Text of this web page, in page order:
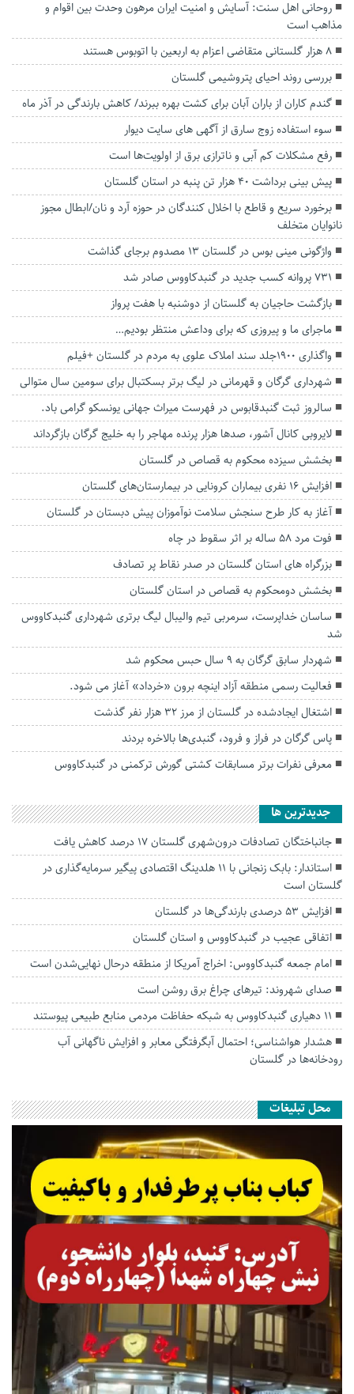
روحانی اهل سنت: آسایش و امنیت ایران مرهون وحدت بین اقوام و
مذاهب است
۸ هزار گلستانی متقاضی اعزام به اربعین با اتوبوس هستند
بررسی روند احیای پتروشیمی گلستان
گندم کاران از باران آبان برای کشت بهره ببرند/ کاهش بارندگی در آذر ماه
سوء استفاده زوج سارق از آگهی های سایت دیوار
رفع مشکلات کم آبی و ناترازی برق از اولویت‌ها است
پیش بینی برداشت ۴۰ هزار تن پنبه در استان گلستان
برخورد سریع و قاطع با اخلال کنندگان در حوزه آرد و نان/ابطال مجوز
نانوایان متخلف
واژگونی مینی بوس در گلستان ۱۳ مصدوم برجای گذاشت
۷۳۱ پروانه کسب جدید در گنبدکاووس صادر شد
بازگشت حاجیان به گلستان از دوشنبه با هفت پرواز
ماجرای ما و پیروزی که برای وداعش منتظر بودیم…
واگذاری ۱۹۰۰جلد سند املاک علوی به مردم در گلستان +فیلم
شهرداری گرگان و قهرمانی در لیگ برتر بسکتبال برای سومین سال متوالی
سالروز ثبت گنبدقابوس در فهرست میراث جهانی یونسکو گرامی باد.
لایروبی کانال آشور، صدها هزار پرنده مهاجر را به خلیج گرگان بازگرداند
بخشش سیزده محکوم به قصاص در گلستان
افزایش ۱۶ نفری بیماران کرونایی در بیمارستان‌های گلستان
آغاز به کار طرح سنجش سلامت نوآموزان پیش دبستان در گلستان
فوت مرد ۵۸ ساله بر اثر سقوط در چاه
بزرگراه های استان گلستان در صدر نقاط پر تصادف
بخشش دومحکوم به قصاص در استان گلستان
ساسان خداپرست، سرمربی تیم والیبال لیگ برتری شهرداری گنبدکاووس
شد
شهردار سابق گرگان به ۹ سال حبس محکوم شد
فعالیت رسمی منطقه آزاد اینچه برون «خرداد» آغاز می شود.
اشتغال ایجادشده در گلستان از مرز ۳۲ هزار نفر گذشت
پاس گرگان در فراز و فرود، گنبدی‌ها بالاخره بردند
معرفی نفرات برتر مسابقات کشتی گورش ترکمنی در گنبدکاووس
جديدترين ها
جانباختگان تصادفات درون‌شهری گلستان ۱۷ درصد کاهش یافت
استاندار: بابک زنجانی با ۱۱ هلدینگ اقتصادی پیگیر سرمایه‌گذاری در
گلستان است
افزایش ۵۳ درصدی بارندگی‌ها در گلستان
اتفاقی عجیب در‌ گنبدکاووس و استان گلستان
امام جمعه گنبدکاووس: اخراج آمریکا از منطقه درحال نهایی‌شدن است
صدای شهروند: تیرهای چراغ برق روشن است
۱۱ دهیاری گنبدکاووس به شبکه حفاظت مردمی منابع طبیعی پیوستند
هشدار هواشناسی؛ احتمال آبگرفتگی معابر و افزایش ناگهانی آب
رودخانه‌ها در گلستان
محل تبلیغات